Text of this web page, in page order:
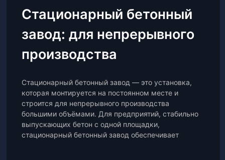
Стационарный бетонный
завод: для непрерывного
производства
Стационарный бетонный завод — это установка,
которая монтируется на постоянном месте и
строится для непрерывного производства
большими объёмами. Для предприятий, стабильно
выпускающих бетон с одной площадки,
стационарный бетонный завод обеспечивает